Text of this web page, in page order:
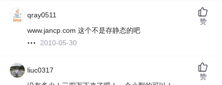
qray0511
www.jancp.com 这个不是存静态的吧
2010-05-30
赞
liuc0317
赞